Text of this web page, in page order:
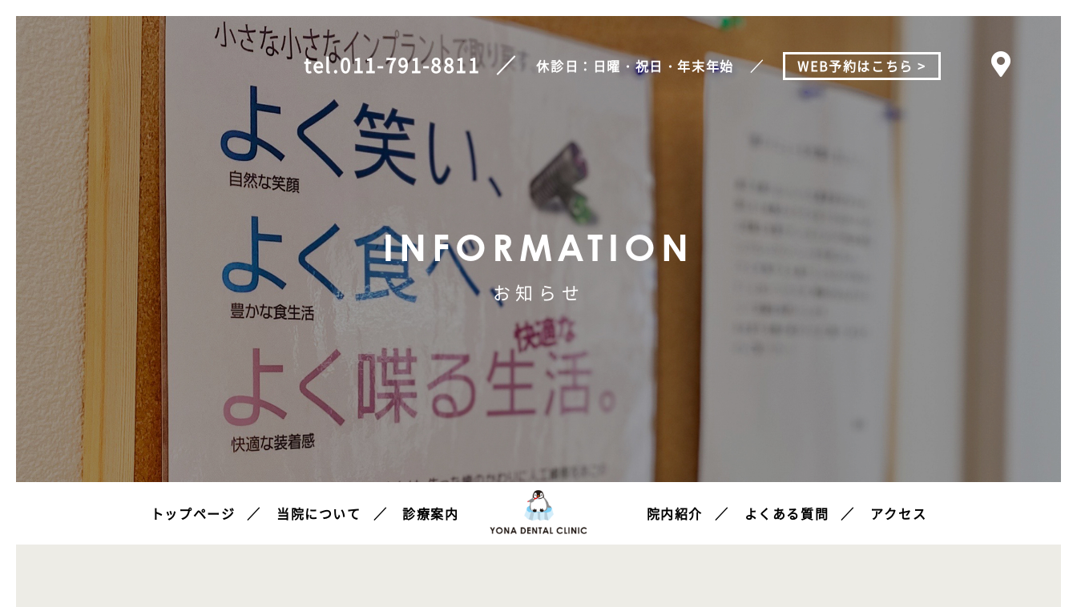
tel.011-791-8811 休診日：日曜・祝日・年末年始 WEB予約はこちら >
INFORMATION
お知らせ
トップページ 当院について 診療案内 院内紹介 よくある質問 アクセス